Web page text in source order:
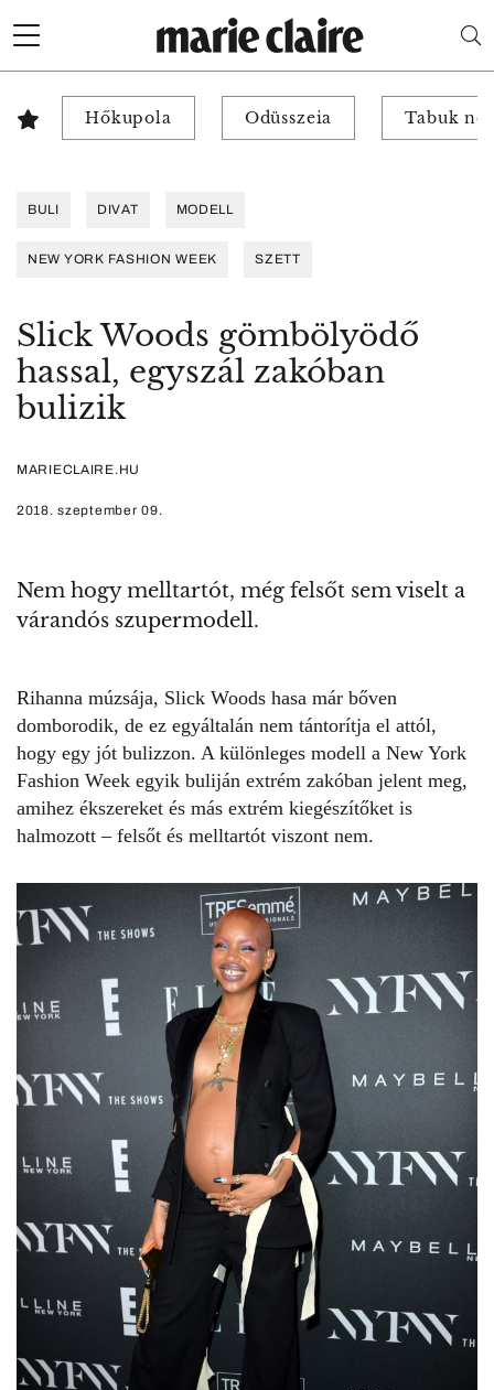
Hőkupola Odüsszeia Tabuk
BULI DIVAT MODELL
NEW YORK FASHION WEEK SZETT
Slick Woods gömbölyödő
hassal, egyszál zakóban
bulizik
MARIECLAIRE.HU
2018. szeptember 09.
Nem hogy melltartót, még felsőt sem viselt a
várandós szupermodell.
Rihanna múzsája, Slick Woods hasa már bőven
domborodik, de ez egyáltalán nem tántorítja el attól,
hogy egy jót bulizzon. A különleges modell a New York
Fashion Week egyik buliján extrém zakóban jelent meg,
amihez ékszereket és más extrém kiegészítőket is
halmozott – felsőt és melltartót viszont nem.